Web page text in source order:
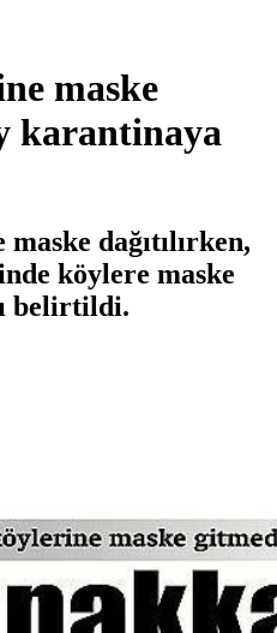
maske
karantinaya
dağıtılırken,
köylere maske
belirtildi.